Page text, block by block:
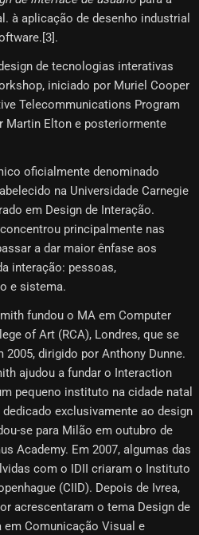
à aplicação de desenho industrial
de tecnologias interativas
iniciado por Muriel Cooper
Telecommunications Program
Martin Elton e posteriormente
oficialmente denominado
na Universidade Carnegie
em Design de Interação.
principalmente nas
a dar maior ênfase aos
interação: pessoas,
e sistema.
fundou o MA em Computer
of Art (RCA), Londres, que se
dirigido por Anthony Dunne.
ajudou a fundar o Interaction
pequeno instituto na cidade natal
exclusivamente ao design
se para Milão em outubro de
Academy. Em 2007, algumas das
com o IDII criaram o Instituto
(CIID). Depois de Ivrea,
acrescentaram o tema Design de
em Comunicação Visual e